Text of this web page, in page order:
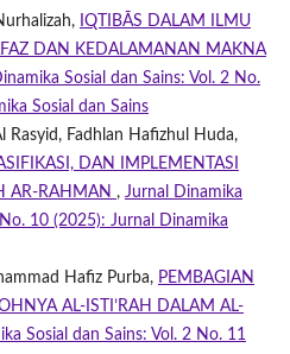
IQTIBĀS DALAM ILMU
DAN KEDALAMANAN MAKNA
Sosial dan Sains: Vol. 2 No.
Sosial dan Sains
Rasyid, Fadhlan Hafizhul Huda,
DAN IMPLEMENTASI
AR-RAHMAN , Jurnal Dinamika
10 (2025): Jurnal Dinamika
Hafiz Purba, PEMBAGIAN
AL-ISTI’RAH DALAM AL-
Sosial dan Sains: Vol. 2 No. 11